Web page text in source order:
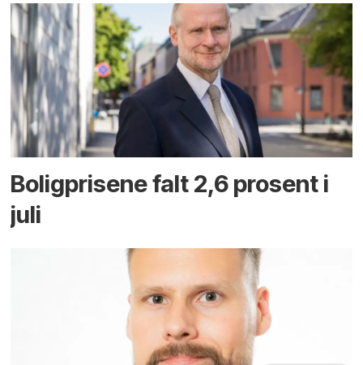
Boligprisene falt 2,6 prosent i
juli